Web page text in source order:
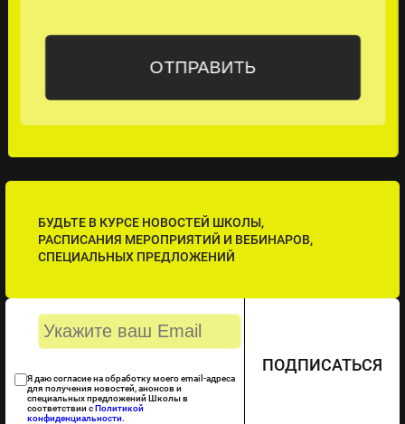
БУДЬТЕ В КУРСЕ НОВОСТЕЙ ШКОЛЫ,
РАСПИСАНИЯ МЕРОПРИЯТИЙ И ВЕБИНАРОВ,
СПЕЦИАЛЬНЫХ ПРЕДЛОЖЕНИЙ
Я даю согласие на обработку моего email-адреса
для получения новостей, анонсов и
специальных предложений Школы в
соответствии сПолитикой
конфиденциальности.
ПОДПИСАТЬСЯ